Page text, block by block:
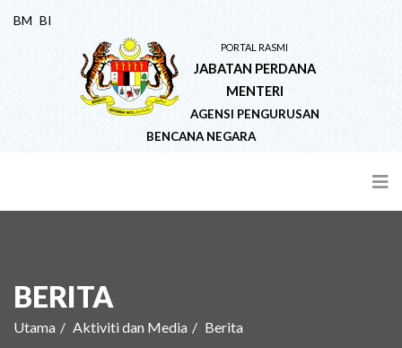
BM BI
PORTAL RASMI
JABATAN PERDANA
MENTERI
AGENSI PENGURUSAN
BENCANA NEGARA
BERITA
Utama Aktiviti dan Media Berita